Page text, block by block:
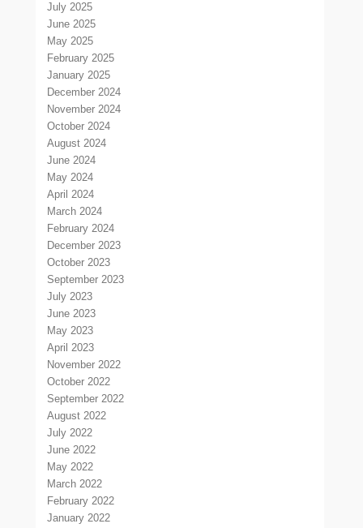
July 2025
June 2025
May 2025
February 2025
January 2025
December 2024
November 2024
October 2024
August 2024
June 2024
May 2024
April 2024
March 2024
February 2024
December 2023
October 2023
September 2023
July 2023
June 2023
May 2023
April 2023
November 2022
October 2022
September 2022
August 2022
July 2022
June 2022
May 2022
March 2022
February 2022
January 2022